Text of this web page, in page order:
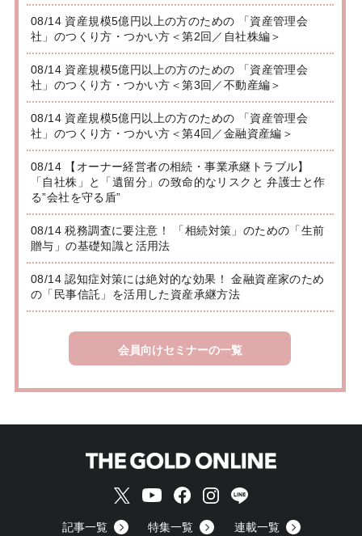
08/14 資産規模5億円以上の方のための 「資産管理会
社」のつくり方・つかい方＜第2回／自社株編＞
08/14 資産規模5億円以上の方のための 「資産管理会
社」のつくり方・つかい方＜第3回／不動産編＞
08/14 資産規模5億円以上の方のための 「資産管理会
社」のつくり方・つかい方＜第4回／金融資産編＞
08/14 【オーナー経営者の相続・事業承継トラブル】
「自社株」と「遺留分」の致命的なリスクと 弁護士と作
る”会社を守る盾”
08/14 税務調査に要注意！ 「相続対策」のための「生前
贈与」の基礎知識と活用法
08/14 認知症対策には絶対的な効果！ 金融資産家のため
の「民事信託」を活用した資産承継方法
会員向けセミナーの一覧
記事一覧 特集一覧 連載一覧